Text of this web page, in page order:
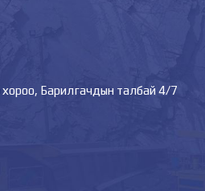
хороо, Барилгачдын талбай 4/7